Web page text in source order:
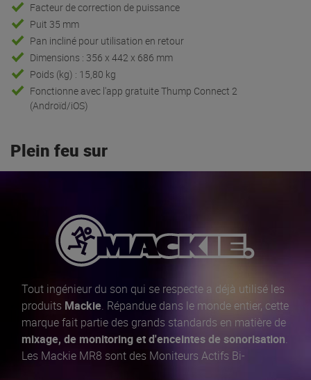
Facteur de correction de puissance
Puit 35 mm
Pan incliné pour utilisation en retour
Dimensions : 356 x 442 x 686 mm
Poids (kg) : 15,80 kg
Fonctionne avec l'app gratuite Thump Connect 2
(Androïd/iOS)
Plein feu sur
Tout ingénieur du son qui se respecte a déjà utilisé les
produits Mackie. Répandue dans le monde entier, cette
marque fait partie des grands standards en matière de
mixage, de monitoring et d'enceintes de sonorisation.
Les Mackie MR8 sont des Moniteurs Actifs Bi-